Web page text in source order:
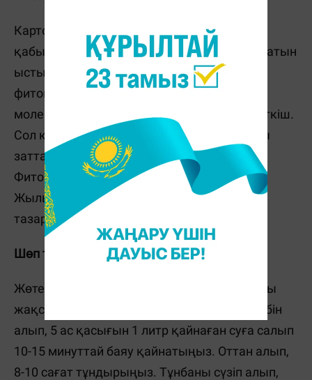
Картоп буы тыныс алу жолын жұмсартып,
қабыну мен ісінуді басады. Картоптан шығатын
ыстық будың құрамында судан бөлек,
фитонцидтер мен этиль спиртінің
молекулалары бар. Ал этанол – жақсы еріткіш.
Сол қасиетінің арқасында будағы пайдалы
заттар тыныс алу жолдарына терең енеді.
Фитонцидтер бактерияға қарсы әсер етеді.
Жылы бу шырышты қабықты жылытып,
тазартып, қақырықты түсіреді.
Шөп тұнбалары
Жөтелді басуға көптеген шөптердің тұнбасы
жақсы әсер етеді. Кептірілген итмұрын шөбін
алып, 5 ас қасығын 1 литр қайнаған суға салып
10-15 минуттай баяу қайнатыңыз. Оттан алып,
8-10 сағат тұндырыңыз. Тұнбаны сүзіп алып,